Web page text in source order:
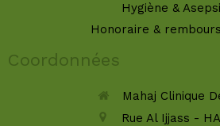
Hygiène &
Honoraire &
Coordonnées
Mahaj Clinique
Rue Al Ijjass -